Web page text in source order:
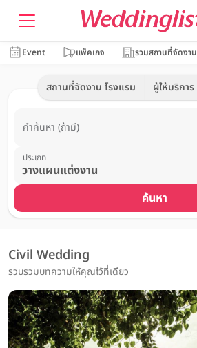
Event แพ็คเกจ รวมสถานที่จัดงาน
สถานที่จัดงาน โรงแรม ผู้ให้บริการ
คำค้นหา (ถ้ามี)
ประเภท
ค้นหา
Civil Wedding
รวบรวมบทความให้คุณไว้ที่เดียว